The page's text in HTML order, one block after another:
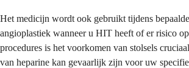
Het medicijn wordt ook gebruikt tijdens
angioplastiek wanneer u HIT heeft of er risico
procedures is het voorkomen van stolsels
van heparine kan gevaarlijk zijn voor uw